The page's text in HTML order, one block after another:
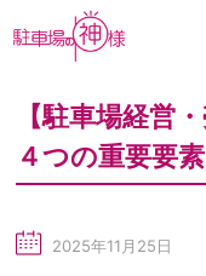
【駐車場経営
４つの重要要
2025年11月25日